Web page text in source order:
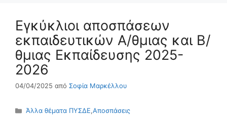
Εγκύκλιοι αποσπάσεων
εκπαιδευτικών Α/θμιας και Β/
θμιας Εκπαίδευσης 2025-
2026
04/04/2025 από Σοφία Μαρκέλλου
Κατηγορίες
Άλλα θέματα ΠΥΣΔΕ,Αποσπάσεις